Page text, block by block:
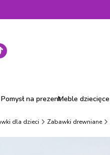
Pomysł na prezentMeble dziecięce
dla dzieci Zabawki drewniane